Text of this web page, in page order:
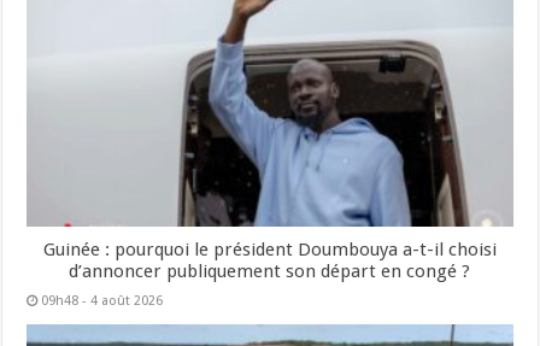
Guinée : pourquoi le président Doumbouya a-t-il choisi
d’annoncer publiquement son départ en congé ?
09h48 - 4 août 2026